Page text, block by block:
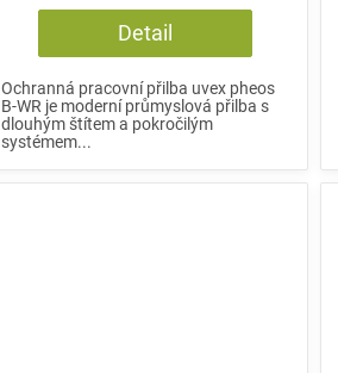
Detail
Ochranná pracovní přilba uvex pheos
B-WR je moderní průmyslová přilba s
dlouhým štítem a pokročilým
systémem...